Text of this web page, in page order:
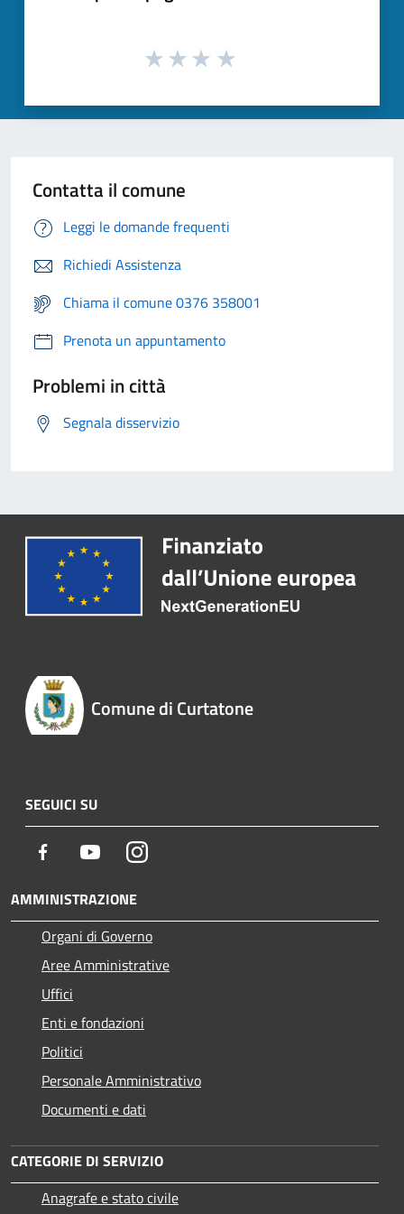
Contatta il comune
Leggi le domande frequenti
Richiedi Assistenza
Chiama il comune 0376 358001
Prenota un appuntamento
Problemi in città
Segnala disservizio
Comune di Curtatone
SEGUICI SU
Facebook YoutubeInstagram
AMMINISTRAZIONE
Organi di Governo
Aree Amministrative
Uffici
Enti e fondazioni
Politici
Personale Amministrativo
Documenti e dati
CATEGORIE DI SERVIZIO
Anagrafe e stato civile